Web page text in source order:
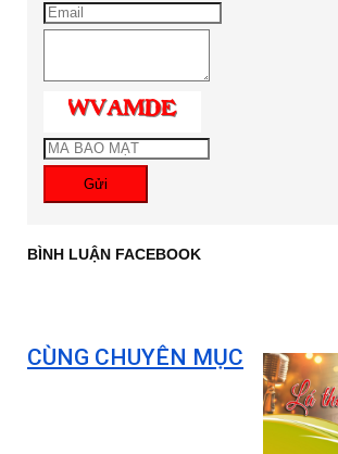
Gửi
BÌNH LUẬN FACEBOOK
CÙNG CHUYÊN MỤC